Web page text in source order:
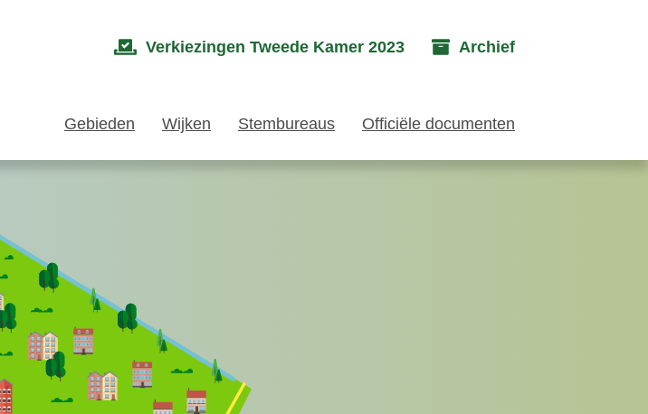
Verkiezingen Tweede Kamer 2023 Archief
Gebieden Wijken Stembureaus Officiële documenten